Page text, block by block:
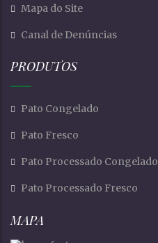
Mapa do Site
Canal de Denúncias
PRODUTOS
Pato Congelado
Pato Fresco
Pato Processado Congelado
Pato Processado Fresco
MAPA